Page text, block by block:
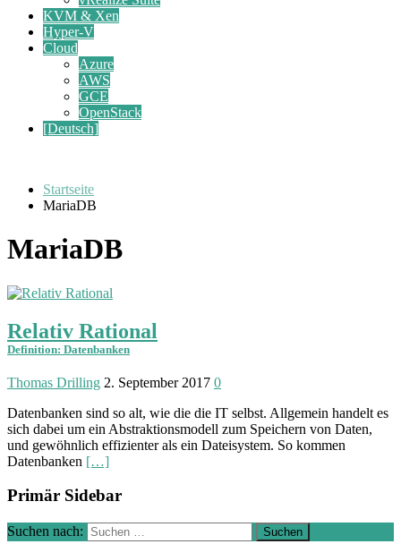
KVM & Xen
Hyper-V
Cloud
Azure
AWS
GCE
OpenStack
[Deutsch]
Startseite
MariaDB
MariaDB
Relativ Rational
Definition: Datenbanken
Thomas Drilling 2. September 2017 0
Datenbanken sind so alt, wie die die IT selbst. Allgemein handelt es
sich dabei um ein Abstraktionsmodell zum Speichern von Daten,
und gewöhnlich effizienter als ein Dateisystem. So kommen
Datenbanken […]
Primär Sidebar
Suchen nach: